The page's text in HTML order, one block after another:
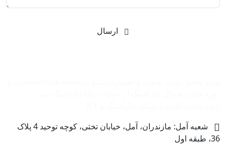
شعبه آمل: مازندران، آمل، خیابان تختی، کوچه توحید 4 پلاک
36، طبقه اول